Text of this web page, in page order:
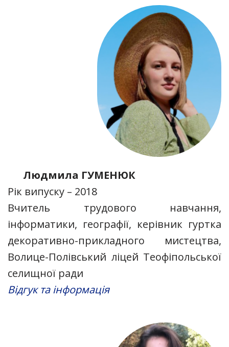
Людмила ГУМЕНЮК
Рік випуску – 2018
Вчитель трудового навчання,
інформатики, географії, керівник гуртка
декоративно-прикладного мистецтва,
Волице-Полівський ліцей Теофіпольської
селищної ради
Відгук та інформація